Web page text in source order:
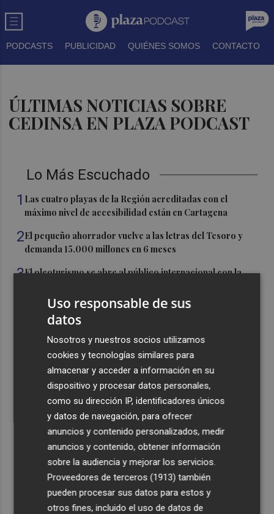
PODCASTS PUBLICIDAD QUIÉNES SOMOS CONTACTO
ÚLTIMAS NOTICIAS SOBRE
CEDINSA EN PLAZA PODCAST
Lo Más Escuchado
1 Las cuatro playas de la Región acreditadas con el
máximo nivel de accesibilidad están en Cartagena
2El pequeño ahorrador vuelve a las letras del Tesoro y
demanda 15.000 millones en 6 meses
3El oleoturismo se abre al público internacional con la
Retiran vertidos incontrolados de fibrocemento en La
Aljorra, La Palma, Los Belones, Torreciega, El Palmero,
Los Chorrillos y La Aparecida
El eclipse del 12 de agosto será "un espectáculo visual" y
permitirá ver las perseidas "de día"
Recibe toda la actualidad de
Plaza Podcast en tu correo
Quiero suscribirme
Uso responsable de sus
datos
Nosotros y nuestros socios utilizamos
cookies y tecnologías similares para
almacenar y acceder a información en su
dispositivo y procesar datos personales,
como su dirección IP, identificadores únicos
y datos de navegación, para ofrecer
anuncios y contenido personalizados, medir
anuncios y contenido, obtener información
sobre la audiencia y mejorar los servicios.
Proveedores de terceros (1913) también
pueden procesar sus datos para estos y
otros fines, incluido el uso de datos de